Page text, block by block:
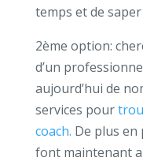
temps et de
2ème option:
d’un
aujourd’hui de
services pour
coach. De plus en
font maintenant